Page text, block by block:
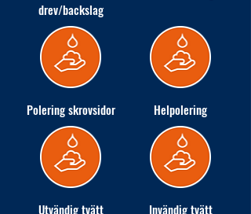
drev/backslag
Polering skrovsidor Helpolering
Utvändig tvätt Invändig tvätt